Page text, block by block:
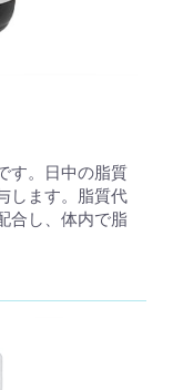
す。日中の脂質
します。脂質代
合し、体内で脂